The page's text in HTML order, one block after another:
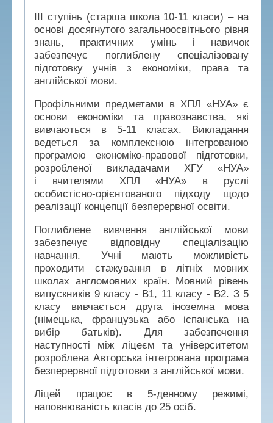
III ступінь (старша школа 10-11 класи) – на
основі досягнутого загальноосвітнього рівня
знань, практичних умінь і навичок
забезпечує поглиблену спеціалізовану
підготовку учнів з економіки, права та
англійської мови.
Профільними предметами в ХПЛ «НУА» є
основи економіки та правознавства, які
вивчаються в 5-11 класах. Викладання
ведеться за комплексною інтегрованою
програмою економіко-правової підготовки,
розробленої викладачами ХГУ «НУА»
і вчителями ХПЛ «НУА» в руслі
особистісно-орієнтованого підходу щодо
реалізації концепції безперервної освіти.
Поглиблене вивчення англійської мови
забезпечує відповідну спеціалізацію
навчання. Учні мають можливість
проходити стажування в літніх мовних
школах англомовних країн. Мовний рівень
випускників 9 класу - В1, 11 класу - В2. З 5
класу вивчається друга іноземна мова
(німецька, французька або іспанська на
вибір батьків). Для забезпечення
наступності між ліцеєм та університетом
розроблена Авторська інтегрована програма
безперервної підготовки з англійської мови.
Ліцей працює в 5-денному режимі,
наповнюваність класів до 25 осіб.